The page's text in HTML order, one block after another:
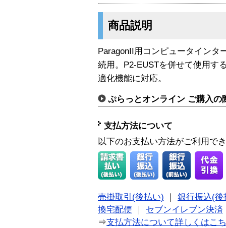
商品説明
ParagonII用コンピュータインタ
続用。P2-EUSTを併せて使用す
適化機能に対応。
ぷらっとオンライン ご購入の
支払方法について
以下のお支払い方法がご利用で
売掛取引(後払い)
銀行振込(後
換宅配便
セブンイレブン決済
⇒支払方法について詳しくはこ